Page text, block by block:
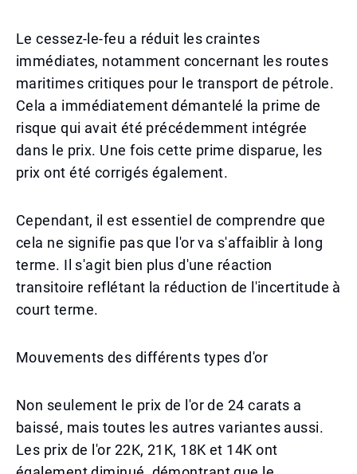
Le cessez-le-feu a réduit les craintes
immédiates, notamment concernant les routes
maritimes critiques pour le transport de pétrole.
Cela a immédiatement démantelé la prime de
risque qui avait été précédemment intégrée
dans le prix. Une fois cette prime disparue, les
prix ont été corrigés également.
Cependant, il est essentiel de comprendre que
cela ne signifie pas que l'or va s'affaiblir à long
terme. Il s'agit bien plus d'une réaction
transitoire reflétant la réduction de l'incertitude à
court terme.
Mouvements des différents types d'or
Non seulement le prix de l'or de 24 carats a
baissé, mais toutes les autres variantes aussi.
Les prix de l'or 22K, 21K, 18K et 14K ont